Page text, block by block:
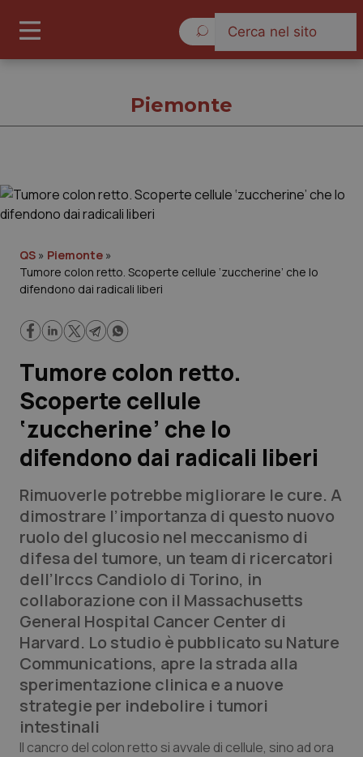
Governo e Parlamento
Regioni e Asl
Lavoro e Professioni
Scienza e Farmaci
Studi e Analisi
Lettere al direttore
Edizioni Regionali
QS Pro
Professionisti Sanitari.AI
Abruzzo
Basilicata
Calabria
QS Pro Gold
Artrite & artrosi
Asma & BPCO
QS Club Newsletter
Piemonte
QS » Piemonte »
Tumore colon retto. Scoperte cellule ‘zuccherine’ che lo
difendono dai radicali liberi
Tumore colon retto.
Scoperte cellule
‘zuccherine’ che lo
difendono dai radicali liberi
Rimuoverle potrebbe migliorare le cure. A
dimostrare l’importanza di questo nuovo
ruolo del glucosio nel meccanismo di
difesa del tumore, un team di ricercatori
dell’Irccs Candiolo di Torino, in
collaborazione con il Massachusetts
General Hospital Cancer Center di
Harvard. Lo studio è pubblicato su Nature
Communications, apre la strada alla
sperimentazione clinica e a nuove
strategie per indebolire i tumori
intestinali
Il cancro del colon retto si avvale di cellule, sino ad ora